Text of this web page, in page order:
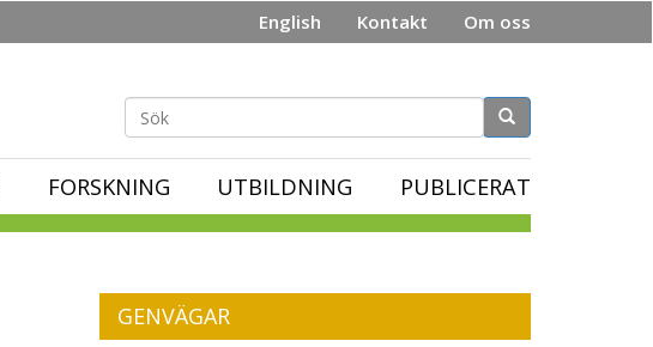
English Kontakt Om oss
Sökformulär
FORSKNING UTBILDNING PUBLICERAT
GENVÄGAR